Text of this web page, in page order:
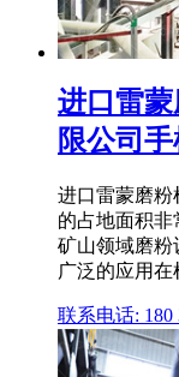
进口雷
限公司
进口雷蒙磨粉
的占地面积非
矿山领域磨粉
广泛的应用在
联系电话: 180